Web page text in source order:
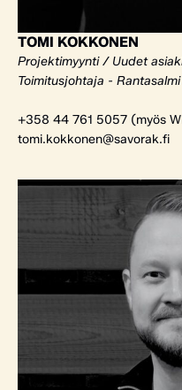
TOMI KOKKONEN
Projektimyynti / Uudet
Toimitusjohtaja -
+358 44 761 5057 (myös
tomi.kokkonen@savorak.fi